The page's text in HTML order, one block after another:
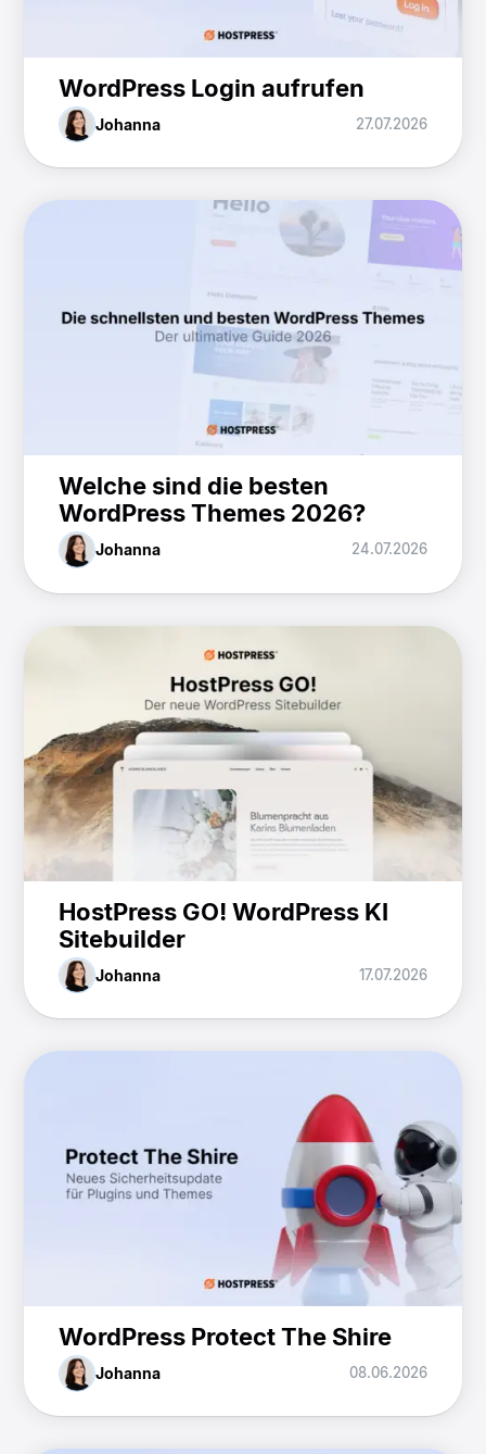
WordPress Login aufrufen
Johanna 27.07.2026
Welche sind die besten
WordPress Themes 2026?
Johanna 24.07.2026
HostPress GO! WordPress KI
Sitebuilder
Johanna 17.07.2026
WordPress Protect The Shire
Johanna 08.06.2026